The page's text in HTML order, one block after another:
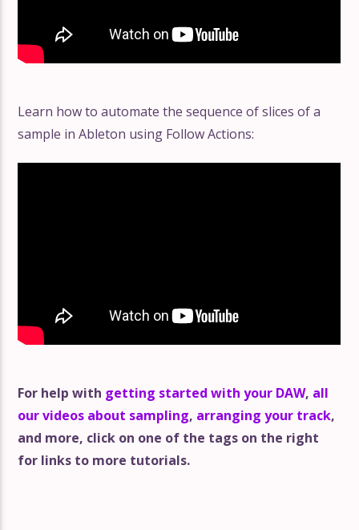
Learn how to automate the sequence of slices of a
sample in Ableton using Follow Actions:
For help with getting started with your DAW, all
our videos about sampling, arranging your track,
and more, click on one of the tags on the right
for links to more tutorials.